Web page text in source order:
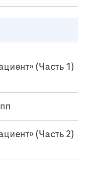
(Часть 1)
(Часть 2)